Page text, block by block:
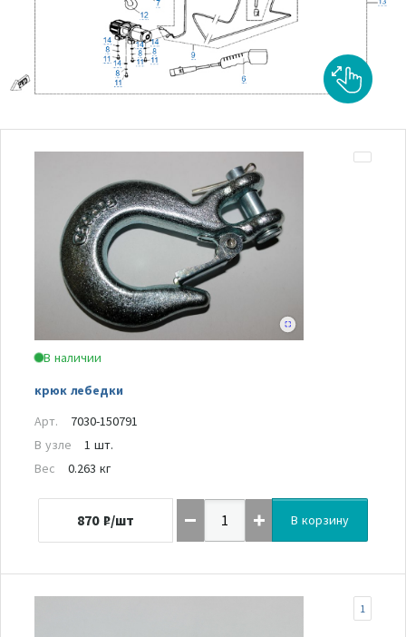
В наличии
крюк лебедки
Арт.
7030-150791
В узле
1 шт.
Вес
0.263 кг
870 ₽/шт В корзину
1